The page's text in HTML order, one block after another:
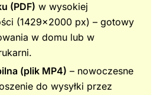
(PDF) w wysokiej
(1429×2000 px) – gotowy
w domu lub w
(plik MP4) – nowoczesne
do wysyłki przez